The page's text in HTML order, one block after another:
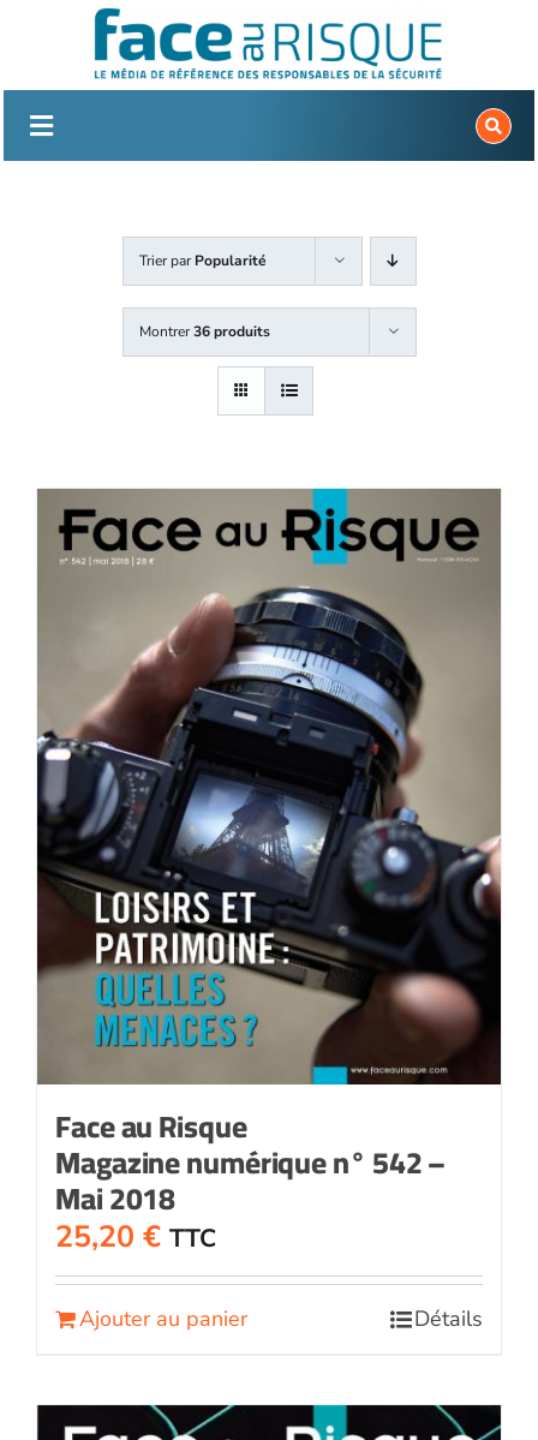
Trier parPopularité
Montrer36 produits
Face au Risque
Magazine numérique n° 542 –
Mai 2018
25,20 € TTC
Ajouter au panier Détails